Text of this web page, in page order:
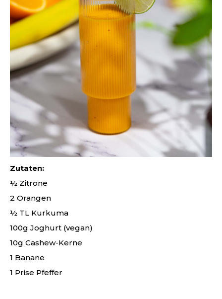
Zutaten:
½ Zitrone
2 Orangen
½ TL Kurkuma
100g Joghurt (vegan)
10g Cashew-Kerne
1 Banane
1 Prise Pfeffer